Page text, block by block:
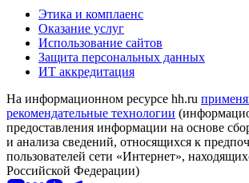
Этика и комплаенс
Оказание услуг
Использование сайтов
Защита персональных данных
ИТ аккредитация
На информационном ресурсе hh.ru
рекомендательные технологии
предоставления информации на основе
и анализа сведений, относящихся к
пользователей сети «Интернет»,
Российской Федерации)